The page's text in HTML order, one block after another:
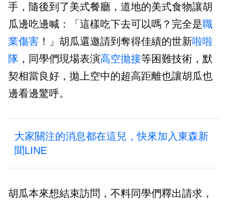
手，隨後到了美式餐廳，道地的美式食物讓胡
瓜邊吃邊喊：「這樣吃下去可以嗎？完全是職
業傷害 ！」胡瓜還邀請到奪得佳績的世新啦啦
隊 ，同學們現場表演高空拋接等困難技術，默
契相當良好，拋上空中的超高距離也讓胡瓜也
邊看邊驚呼。
大家關注的消息都在這兒，快來加入東森新
聞LINE
胡瓜本來想結束訪問，不料同學們釋出請求，